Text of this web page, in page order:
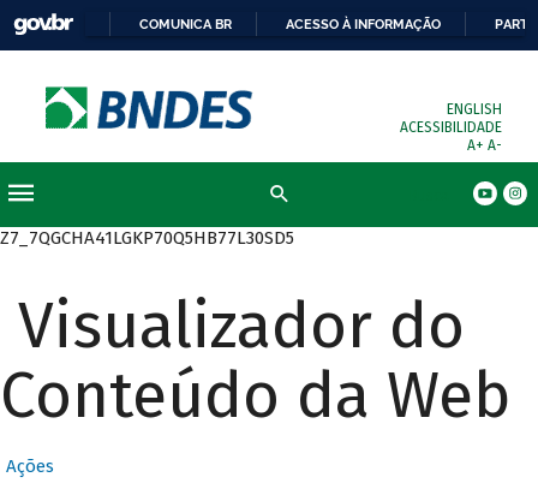
COMUNICA BR ACESSO À INFORMAÇÃO
ENGLISH
ACESSIBILIDADE
A+ A-
Z7_7QGCHA41LGKP70Q5HB77L30SD5
Visualizador do
Conteúdo da Web
Ações